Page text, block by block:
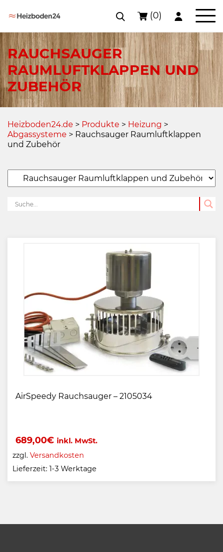
Skip
content
(0)
RAUCHSAUGER
RAUMLUFTKLAPPEN UND
ZUBEHÖR
Heizboden24.de > Produkte > Heizung >
Abgassysteme > Rauchsauger Raumluftklappen
und Zubehör
AirSpeedy Rauchsauger – 2105034
689,00€ inkl. MwSt.
zzgl. Versandkosten
Lieferzeit: 1-3 Werktage